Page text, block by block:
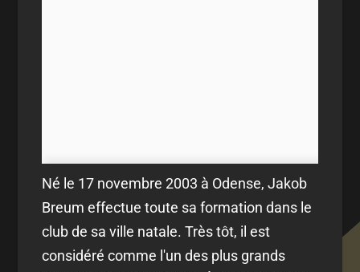
Né le 17 novembre 2003 à Odense, Jakob
Breum effectue toute sa formation dans le
club de sa ville natale. Très tôt, il est
considéré comme l'un des plus grands